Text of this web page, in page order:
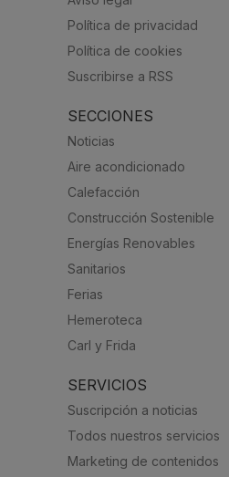
Política de privacidad
Política de cookies
Suscribirse a RSS
SECCIONES
Noticias
Aire acondicionado
Calefacción
Construcción Sostenible
Energías Renovables
Sanitarios
Ferias
Hemeroteca
Carl y Frida
SERVICIOS
Suscripción a noticias
Todos nuestros servicios
Marketing de contenidos